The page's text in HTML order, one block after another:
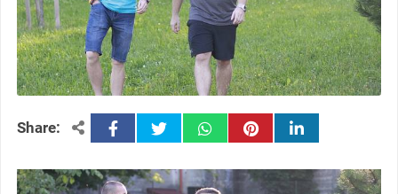
Share: facebooktwitter whatsapppinterestlinkedin